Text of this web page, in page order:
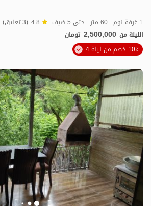
1 غرفة نوم . 60 متر . حتى 5 ضيف 4.8 (3 تعليق)
الليلة من 2,500,000 تومان
10٪ خصم من ليلة 4